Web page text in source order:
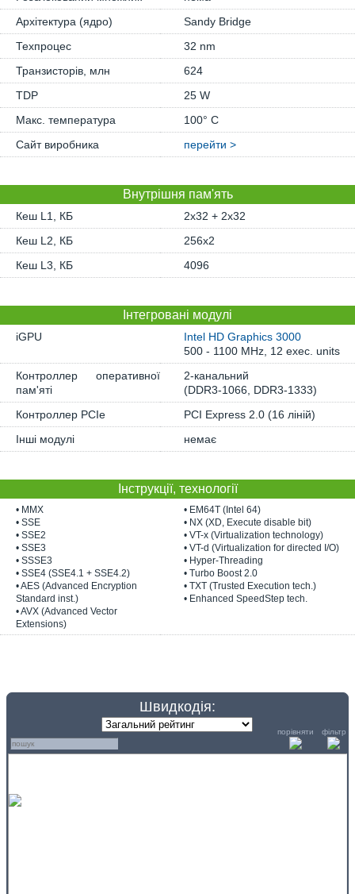
Архітектура (ядро)
Sandy Bridge
Техпроцес
32 nm
Транзисторів, млн
624
TDP
25 W
Макс. температура
100° C
Сайт виробника
перейти >
Внутрішня пам'ять
Кеш L1, КБ
2x32 + 2x32
Кеш L2, КБ
256x2
Кеш L3, КБ
4096
Інтегровані модулі
iGPU
Intel HD Graphics 3000
500 - 1100 MHz, 12 exec. units
Контроллер оперативної
пам'яті
2-канальний
(DDR3-1066, DDR3-1333)
Контроллер PCIe
PCI Express 2.0 (16 ліній)
Інші модулі
немає
Інструкції, технології
• MMX
• SSE
• SSE2
• SSE3
• SSSE3
• SSE4 (SSE4.1 + SSE4.2)
• AES (Advanced Encryption
Standard inst.)
• AVX (Advanced Vector
Extensions)
• EM64T (Intel 64)
• NX (XD, Execute disable bit)
• VT-x (Virtualization technology)
• VT-d (Virtualization for directed I/O)
• Hyper-Threading
• Turbo Boost 2.0
• TXT (Trusted Execution tech.)
• Enhanced SpeedStep tech.
Швидкодія:
порівняти фільтр